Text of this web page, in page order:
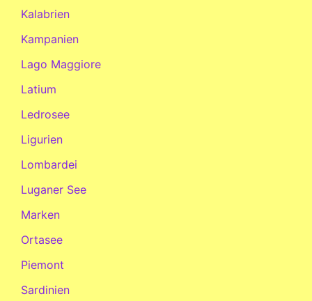
Kalabrien
Kampanien
Lago Maggiore
Latium
Ledrosee
Ligurien
Lombardei
Luganer See
Marken
Ortasee
Piemont
Sardinien